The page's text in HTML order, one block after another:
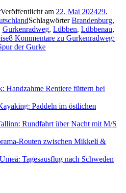
Veröffentlicht am 22. Mai 202429.
SchlagwörterBrandenburg,
Gurkenradweg, Lübben, Lübbenau,
8 Kommentare zu Gurkenradweg:
der Gurke
Handzahme Rentiere füttern bei
Paddeln im östlichen
Rundfahrt über Nacht mit M/S
Routen zwischen Mikkeli &
Tagesausflug nach Schweden